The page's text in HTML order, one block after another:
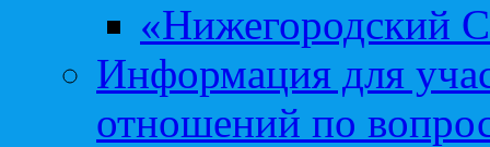
«Нижегородский
Информация для
отношений по